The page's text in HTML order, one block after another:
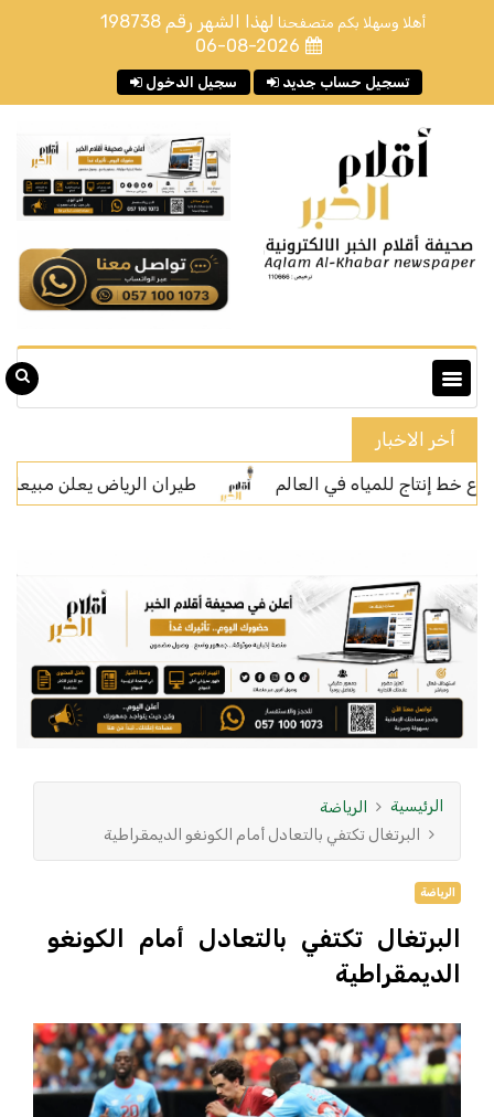
أهلا وسهلا بكم متصفحنا لهذا الشهر رقم198738
06-08-2026
سجيل الدخول تسجيل حساب جديد
أخر الاخبار
طيران الرياض يعلن مبيعات التذاكر
الرئيسية
الرياضة
البرتغال تكتفي بالتعادل أمام الكونغو الديمقراطية
الرياضة
البرتغال تكتفي بالتعادل أمام الكونغو
الديمقراطية